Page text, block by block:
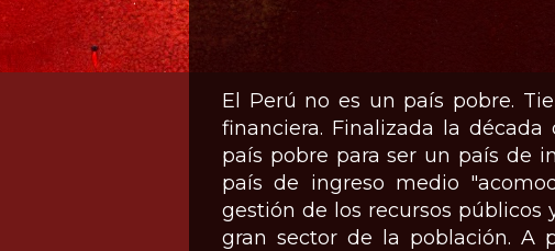
El Perú no es un país pobre.
financiera. Finalizada la
país pobre para ser un país de
país de ingreso medio
gestión de los recursos públicos
gran sector de la población. A